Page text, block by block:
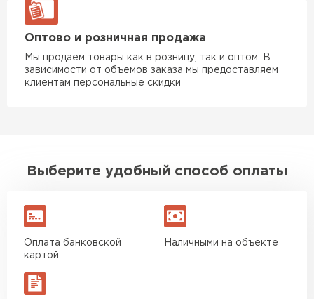
Оптово и розничная продажа
Мы продаем товары как в розницу, так и оптом. В
зависимости от объемов заказа мы предоставляем
клиентам персональные скидки
Выберите удобный способ оплаты
Оплата банковской
картой
Наличными на объекте
ПЕРЕЙТИ
Сэндвич-панели
Утеплитель Baswool